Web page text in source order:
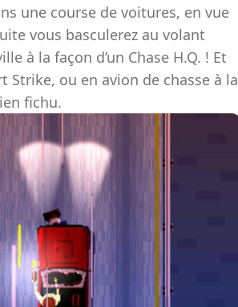
une course de voitures, en vue
vous basculerez au volant
à la façon d’un Chase H.Q. ! Et
Strike, ou en avion de chasse à la
fichu.